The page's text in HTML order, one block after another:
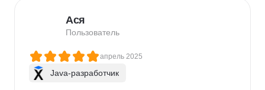
Ася
Пользователь
апрель 2025
Java-разработчик